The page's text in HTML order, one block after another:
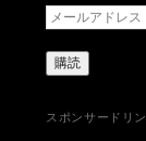
メ
ル
ア
レ
スポンサードリ